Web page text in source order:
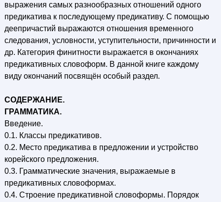
выражения самых разнообразных отношений одного
предикатива к последующему предикативу. С помощью
деепричастий выражаются отношения временного
следования, условности, уступительности, причинности и
др. Категория финитности выражается в окончаниях
предикативных словоформ. В данной книге каждому
виду окончаний посвящён особый раздел.
СОДЕРЖАНИЕ.
ГРАММАТИКА.
Введение.
0.1. Классы предикативов.
0.2. Место предикатива в предложении и устройство
корейского предложения.
0.3. Грамматические значения, выражаемые в
предикативных словоформах.
0.4. Строение предикативной словоформы. Порядок